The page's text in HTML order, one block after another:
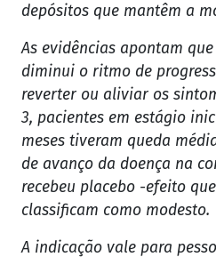
depósitos que mantêm a
As evidências apontam
diminui o ritmo de
reverter ou aliviar os
3, pacientes em estágio
meses tiveram queda
de avanço da doença na
recebeu placebo -efeito
classificam como modesto.
A indicação vale para